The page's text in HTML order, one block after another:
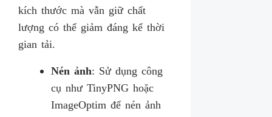
kích thước mà vẫn giữ chất
lượng có thể giảm đáng kể thời
gian tải.
Nén ảnh: Sử dụng công
cụ như TinyPNG hoặc
ImageOptim để nén ảnh